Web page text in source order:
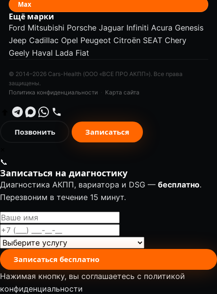
Max
Ещё марки
Ford Mitsubishi Porsche Jaguar Infiniti Acura Genesis
Jeep Cadillac Opel Peugeot Citroën SEAT Chery
Geely Haval Lada Fiat
© 2014–2026 Cars-Health (ООО «ВСЕ ПРО АКПП»). Все права
защищены.
Политика конфиденциальности · Карта сайта
Позвонить Записаться
📞
Записаться на диагностику
Диагностика АКПП, вариатора и DSG — бесплатно.
Перезвоним в течение 15 минут.
Записаться бесплатно
Нажимая кнопку, вы соглашаетесь с политикой
конфиденциальности